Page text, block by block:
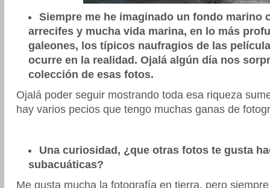
Siempre me he imaginado un fondo marino
arrecifes y mucha vida marina, en lo más
galeones, los típicos naufragios de las
ocurre en la realidad. Ojalá algún día nos
colección de esas fotos.
Ojalá poder seguir mostrando toda esa riqueza
hay varios pecios que tengo muchas ganas de
Una curiosidad, ¿que otras fotos te gusta
subacuáticas?
Me gusta mucha la fotografía en tierra, pero